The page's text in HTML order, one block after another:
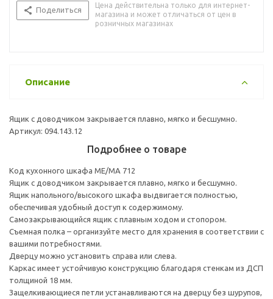
Поделиться
Цена действительна только для интернет-
магазина и может отличаться от цен в
розничных магазинах
Описание
Ящик с доводчиком закрывается плавно, мягко и бесшумно.
Артикул: 094.143.12
Подробнее о товаре
Код кухонного шкафа ME/MA 712
Ящик с доводчиком закрывается плавно, мягко и бесшумно.
Ящик напольного/высокого шкафа выдвигается полностью,
обеспечивая удобный доступ к содержимому.
Cамозакрывающийся ящик с плавным ходом и стопором.
Съемная полка – организуйте место для хранения в соответствии с
вашими потребностями.
Дверцу можно установить справа или слева.
Каркас имеет устойчивую конструкцию благодаря стенкам из ДСП
толщиной 18 мм.
Защелкивающиеся петли устанавливаются на дверцу без шурупов,